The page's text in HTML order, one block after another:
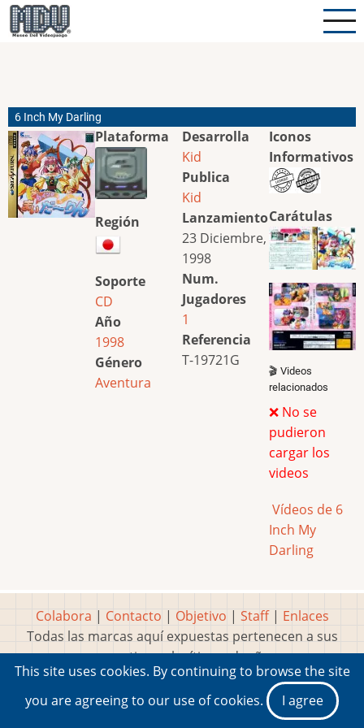
Pasar
al
6 Inch My Darling
Plataforma
Región
Soporte
CD
Año
1998
Género
Aventura
Desarrolla
Kid
Publica
Kid
Lanzamiento
23 Diciembre,
1998
Num.
Jugadores
1
Referencia
T-19721G
Iconos
Informativos
Carátulas
🎬 Videos
relacionados
❌ No se
pudieron
cargar los
videos
Vídeos de 6
Inch My
Darling
Colabora | Contacto | Objetivo | Staff| Enlaces
Todas las marcas aquí expuestas pertenecen a sus
respectivos y legítimos dueños
Idea, página, contenidos y diseños creados porMarty
2001-2026 Museo del Videojuego®
This site uses cookies. By continuing to browse the site
you are agreeing to our use of cookies.
I agree